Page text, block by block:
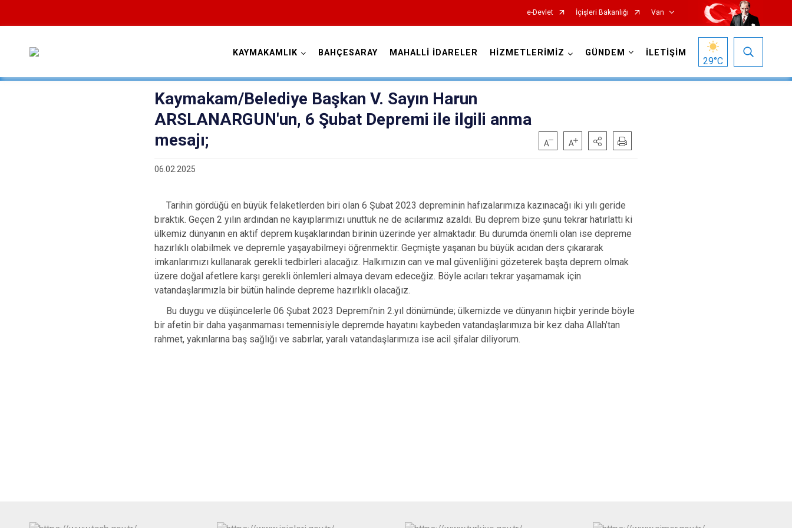
e-Devlet İçişleri Bakanlığı Van
Başkale
Çaldıran
Çatak
Edremit
Gevaş
Muradiye
Özalp
İpekyolu
KAYMAKAMLIK BAHÇESARAY MAHALLİ İDARELER HİZMETLERİMİZ GÜNDEM İLETİŞİM
29°C
Kaymakam/Belediye Başkan V. Sayın Harun
ARSLANARGUN'un, 6 Şubat Depremi ile ilgili anma
mesajı;
06.02.2025
Tarihin gördüğü en büyük felaketlerden biri olan 6 Şubat 2023 depreminin hafızalarımıza kazınacağı iki yılı geride
bıraktık. Geçen 2 yılın ardından ne kayıplarımızı unuttuk ne de acılarımız azaldı. Bu deprem bize şunu tekrar hatırlattı ki
ülkemiz dünyanın en aktif deprem kuşaklarından birinin üzerinde yer almaktadır. Bu durumda önemli olan ise depreme
hazırlıklı olabilmek ve depremle yaşayabilmeyi öğrenmektir. Geçmişte yaşanan bu büyük acıdan ders çıkararak
imkanlarımızı kullanarak gerekli tedbirleri alacağız. Halkımızın can ve mal güvenliğini gözeterek başta deprem olmak
üzere doğal afetlere karşı gerekli önlemleri almaya devam edeceğiz. Böyle acıları tekrar yaşamamak için
vatandaşlarımızla bir bütün halinde depreme hazırlıklı olacağız.
Bu duygu ve düşüncelerle 06 Şubat 2023 Depremi’nin 2.yıl dönümünde; ülkemizde ve dünyanın hiçbir yerinde böyle
bir afetin bir daha yaşanmaması temennisiyle depremde hayatını kaybeden vatandaşlarımıza bir kez daha Allah’tan
rahmet, yakınlarına baş sağlığı ve sabırlar, yaralı vatandaşlarımıza ise acil şifalar diliyorum.